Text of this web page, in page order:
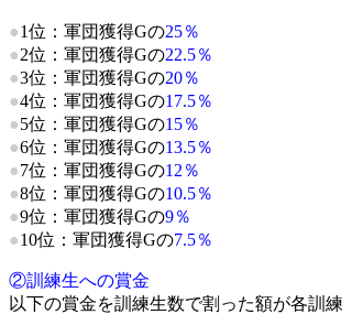
●1位：軍団獲得Gの25％
●2位：軍団獲得Gの22.5％
●3位：軍団獲得Gの20％
●4位：軍団獲得Gの17.5％
●5位：軍団獲得Gの15％
●6位：軍団獲得Gの13.5％
●7位：軍団獲得Gの12％
●8位：軍団獲得Gの10.5％
●9位：軍団獲得Gの9％
●10位：軍団獲得Gの7.5％
②訓練生への賞金
以下の賞金を訓練生数で割った額が各訓練